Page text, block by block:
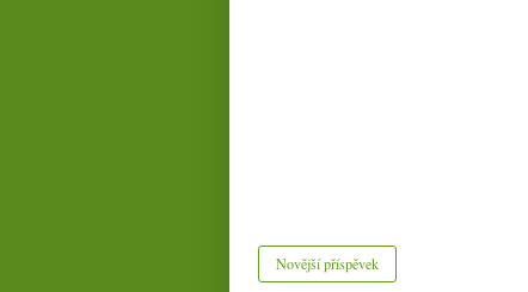
Novější příspěvek